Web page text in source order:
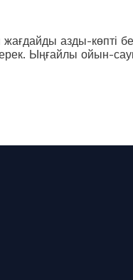
жағдайды азды-
Ыңғайлы ойын-